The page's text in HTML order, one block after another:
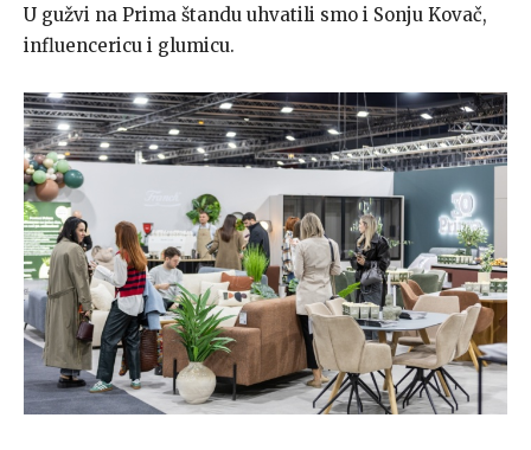
U gužvi na Prima štandu uhvatili smo i Sonju Kovač,
influencericu i glumicu.